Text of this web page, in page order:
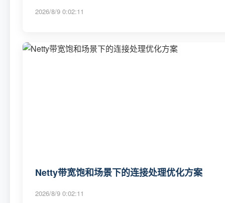
2026/8/9 0:02:11
Netty带宽饱和场景下的连接处理优化方案
2026/8/9 0:02:11